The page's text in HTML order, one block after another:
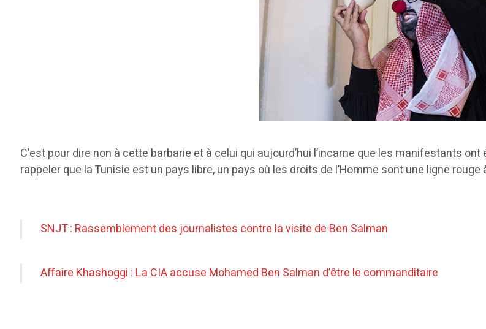
C’est pour dire non à cette barbarie et à celui qui aujourd’hui l’incarne que les manifestants
rappeler que la Tunisie est un pays libre, un pays où les droits de l’Homme sont une ligne rouge
SNJT : Rassemblement des journalistes contre la visite de Ben Salman
Affaire Khashoggi : La CIA accuse Mohamed Ben Salman d’être le commanditaire